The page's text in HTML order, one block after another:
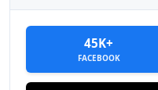
45K+
FACEBOOK